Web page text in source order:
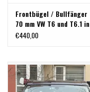
Frontbügel / Bullfänger
70 mm VW T6 und T6.1 in
Version poliert oder
€440,00